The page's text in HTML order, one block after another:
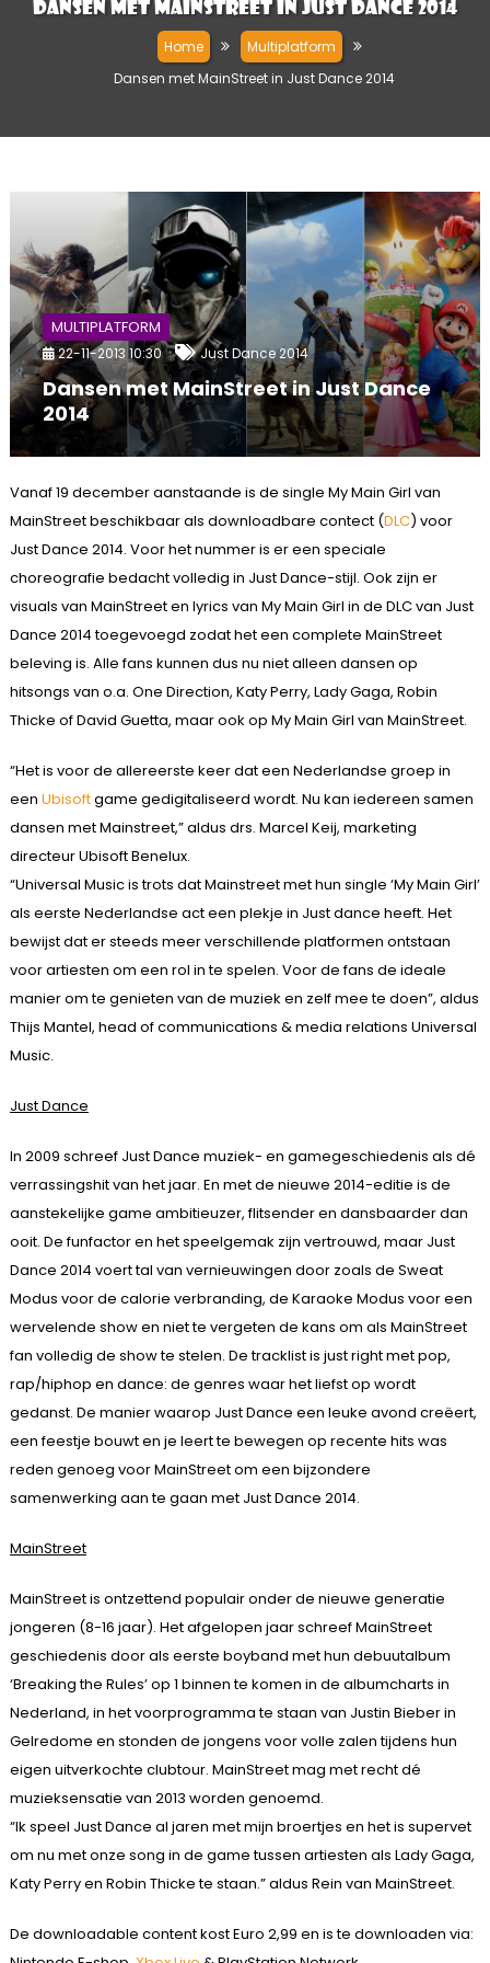
Dansen met MainStreet in Just Dance 2014
Home
Multiplatform
Dansen met MainStreet in Just Dance 2014
MULTIPLATFORM
22-11-2013 10:30 Just Dance 2014
Dansen met MainStreet in Just Dance
2014
Vanaf 19 december aanstaande is de single My Main Girl van
MainStreet beschikbaar als downloadbare contect (DLC) voor
Just Dance 2014. Voor het nummer is er een speciale
choreografie bedacht volledig in Just Dance-stijl. Ook zijn er
visuals van MainStreet en lyrics van My Main Girl in de DLC van Just
Dance 2014 toegevoegd zodat het een complete MainStreet
beleving is. Alle fans kunnen dus nu niet alleen dansen op
hitsongs van o.a. One Direction, Katy Perry, Lady Gaga, Robin
Thicke of David Guetta, maar ook op My Main Girl van MainStreet.
“Het is voor de allereerste keer dat een Nederlandse groep in
een Ubisoftgame gedigitaliseerd wordt. Nu kan iedereen samen
dansen met Mainstreet,” aldus drs. Marcel Keij, marketing
directeur Ubisoft Benelux.
“Universal Music is trots dat Mainstreet met hun single ‘My Main Girl’
als eerste Nederlandse act een plekje in Just dance heeft. Het
bewijst dat er steeds meer verschillende platformen ontstaan
voor artiesten om een rol in te spelen. Voor de fans de ideale
manier om te genieten van de muziek en zelf mee te doen”, aldus
Thijs Mantel, head of communications & media relations Universal
Music.
Just Dance
In 2009 schreef Just Dance muziek- en gamegeschiedenis als dé
verrassingshit van het jaar. En met de nieuwe 2014-editie is de
aanstekelijke game ambitieuzer, flitsender en dansbaarder dan
ooit. De funfactor en het speelgemak zijn vertrouwd, maar Just
Dance 2014 voert tal van vernieuwingen door zoals de Sweat
Modus voor de calorie verbranding, de Karaoke Modus voor een
wervelende show en niet te vergeten de kans om als MainStreet
fan volledig de show te stelen. De tracklist is just right met pop,
rap/hiphop en dance: de genres waar het liefst op wordt
gedanst. De manier waarop Just Dance een leuke avond creëert,
een feestje bouwt en je leert te bewegen op recente hits was
reden genoeg voor MainStreet om een bijzondere
samenwerking aan te gaan met Just Dance 2014.
MainStreet
MainStreet is ontzettend populair onder de nieuwe generatie
jongeren (8-16 jaar). Het afgelopen jaar schreef MainStreet
geschiedenis door als eerste boyband met hun debuutalbum
‘Breaking the Rules’ op 1 binnen te komen in de albumcharts in
Nederland, in het voorprogramma te staan van Justin Bieber in
Gelredome en stonden de jongens voor volle zalen tijdens hun
eigen uitverkochte clubtour. MainStreet mag met recht dé
muzieksensatie van 2013 worden genoemd.
“Ik speel Just Dance al jaren met mijn broertjes en het is supervet
om nu met onze song in de game tussen artiesten als Lady Gaga,
Katy Perry en Robin Thicke te staan.” aldus Rein van MainStreet.
De downloadable content kost Euro 2,99 en is te downloaden via: